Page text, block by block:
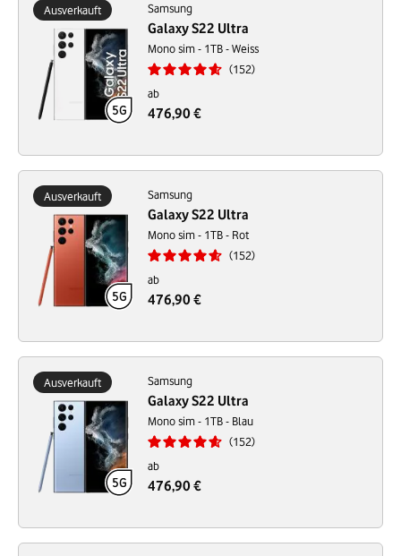
Ausverkauft Samsung
Galaxy S22 Ultra
Mono sim - 1TB - Weiss
152
ab
476,90 €
Ausverkauft Samsung
Galaxy S22 Ultra
Mono sim - 1TB - Rot
152
ab
476,90 €
Ausverkauft Samsung
Galaxy S22 Ultra
Mono sim - 1TB - Blau
152
ab
476,90 €